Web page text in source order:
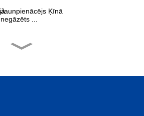
Jaunpienācējs Ķīnā
negāzēts ...